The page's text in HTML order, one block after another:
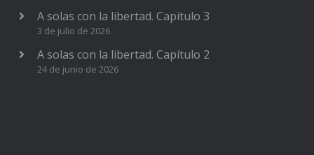
A solas con la libertad. Capítulo 3
3 de julio de 2026
A solas con la libertad. Capítulo 2
24 de junio de 2026